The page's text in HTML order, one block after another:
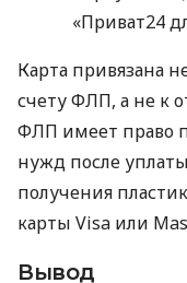
«Приват24
Карта привязана
счету ФЛП, а не к
ФЛП имеет право
нужд после
получения
карты Visa или
Вывод